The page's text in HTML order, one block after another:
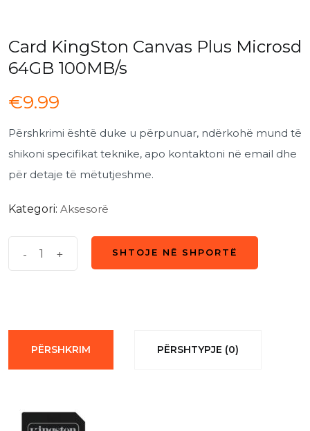
Card KingSton Canvas Plus Microsd
64GB 100MB/s
€9.99
Përshkrimi është duke u përpunuar, ndërkohë mund të
shikoni specifikat teknike, apo kontaktoni në email dhe
për detaje të mëtutjeshme.
Kategori: Aksesorë
64GB
- +
SHTOJE NË SHPORTË
PËRSHKRIM PËRSHTYPJE (0)